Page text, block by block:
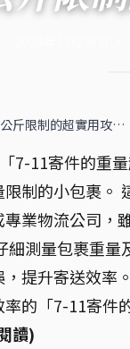
斤限制的超實用攻…
7-11寄件的重
制的小包裹。
業物流公司，
測量包裹重
提升寄送效率
的「7-11寄件
讀)